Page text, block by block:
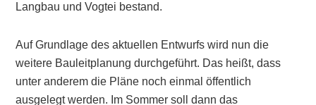
Langbau und Vogtei bestand.
Auf Grundlage des aktuellen Entwurfs wird nun die
weitere Bauleitplanung durchgeführt. Das heißt, dass
unter anderem die Pläne noch einmal öffentlich
ausgelegt werden. Im Sommer soll dann das